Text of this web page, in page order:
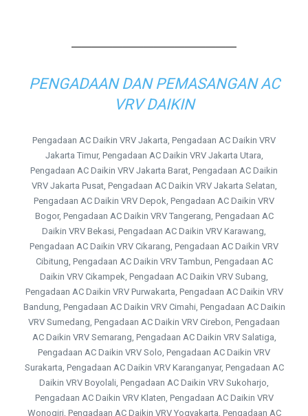
————————————————
PENGADAAN DAN PEMASANGAN AC
VRV DAIKIN
Pengadaan AC Daikin VRV Jakarta, Pengadaan AC Daikin VRV
Jakarta Timur, Pengadaan AC Daikin VRV Jakarta Utara,
Pengadaan AC Daikin VRV Jakarta Barat, Pengadaan AC Daikin
VRV Jakarta Pusat, Pengadaan AC Daikin VRV Jakarta Selatan,
Pengadaan AC Daikin VRV Depok, Pengadaan AC Daikin VRV
Bogor, Pengadaan AC Daikin VRV Tangerang, Pengadaan AC
Daikin VRV Bekasi, Pengadaan AC Daikin VRV Karawang,
Pengadaan AC Daikin VRV Cikarang, Pengadaan AC Daikin VRV
Cibitung, Pengadaan AC Daikin VRV Tambun, Pengadaan AC
Daikin VRV Cikampek, Pengadaan AC Daikin VRV Subang,
Pengadaan AC Daikin VRV Purwakarta, Pengadaan AC Daikin VRV
Bandung, Pengadaan AC Daikin VRV Cimahi, Pengadaan AC Daikin
VRV Sumedang, Pengadaan AC Daikin VRV Cirebon, Pengadaan
AC Daikin VRV Semarang, Pengadaan AC Daikin VRV Salatiga,
Pengadaan AC Daikin VRV Solo, Pengadaan AC Daikin VRV
Surakarta, Pengadaan AC Daikin VRV Karanganyar, Pengadaan AC
Daikin VRV Boyolali, Pengadaan AC Daikin VRV Sukoharjo,
Pengadaan AC Daikin VRV Klaten, Pengadaan AC Daikin VRV
Wonogiri, Pengadaan AC Daikin VRV Yogyakarta, Pengadaan AC